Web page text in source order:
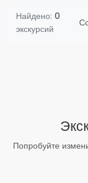
Найдено: 0
экскурсий
Попробуйте